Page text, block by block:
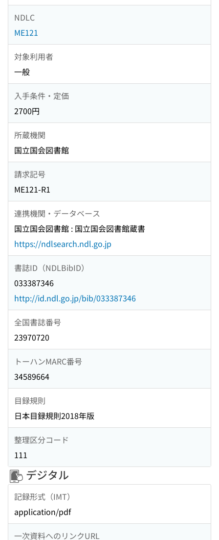
NDLC
ME121
対象利用者
一般
入手条件・定価
2700円
所蔵機関
国立国会図書館
請求記号
ME121-R1
連携機関・データベース
国立国会図書館 : 国立国会図書館蔵書
https://ndlsearch.ndl.go.jp
書誌ID（NDLBibID）
033387346
http://id.ndl.go.jp/bib/033387346
全国書誌番号
23970720
トーハンMARC番号
34589664
目録規則
日本目録規則2018年版
整理区分コード
111
デジタル
記録形式（IMT）
application/pdf
一次資料へのリンクURL